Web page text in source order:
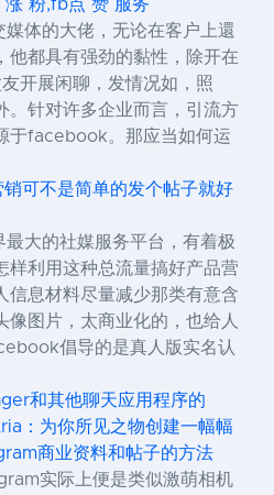
粉,fb点 赞 服务
体的大佬，无论在客户上還
他都具有强劲的黏性，除开在
开展闲聊，发情况如，照
。针对许多企业而言，引流方
于facebook。那应当如何运
可不是简单的发个帖子就好
大的社媒服务平台，有着极
样利用这种总流量搞好产品营
信息材料尽量减少那类有意含
像图片，太商业化的，也给人
倡导的是真人版实名认
和其他聊天应用程序的
：为你所见之物创建一幅幅
商业资料和帖子的方法
实际上便是类似激萌相机